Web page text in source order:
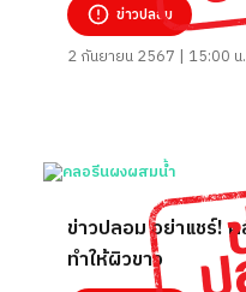
ข่าวปลอม
2 กันยายน 2567 | 15:00 น.
ข่าวปลอม อย่าแชร์!
ทำให้ผิวขาว